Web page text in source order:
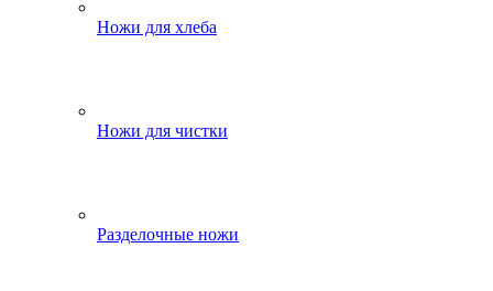
Ножи для хлеба
Ножи для чистки
Разделочные ножи